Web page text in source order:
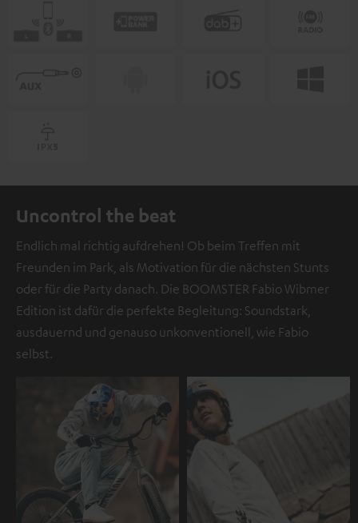
Uncontrol the beat
Endlich mal richtig aufdrehen! Ob beim Treffen mit
Freunden im Park, als Motivation für die nächsten Stunts
oder für die Party danach. Die BOOMSTER Fabio Wibmer
Edition ist dafür die perfekte Begleitung: Soundstark,
ausdauernd und genauso unkonventionell, wie Fabio
selbst.